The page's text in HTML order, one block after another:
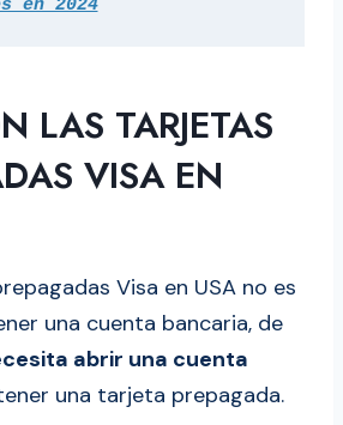
en 2024
LAS TARJETAS
VISA EN
Visa en USA no es
una cuenta bancaria, de
abrir una cuenta
una tarjeta prepagada.